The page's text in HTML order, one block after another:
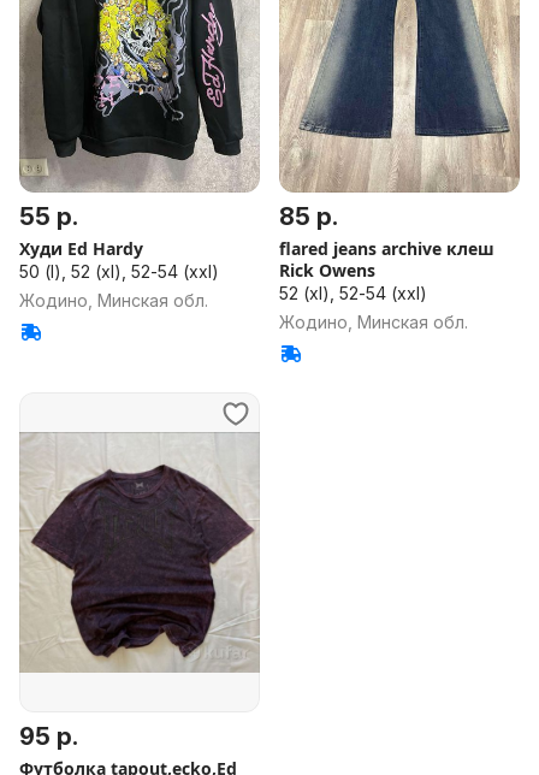
55 р.
Худи Ed Hardy
50 (l), 52 (xl), 52-54 (xxl)
Жодино, Минская обл.
85 р.
flared jeans archive клеш
Rick Owens
52 (xl), 52-54 (xxl)
Жодино, Минская обл.
95 р.
Футболка tapout,ecko,Ed